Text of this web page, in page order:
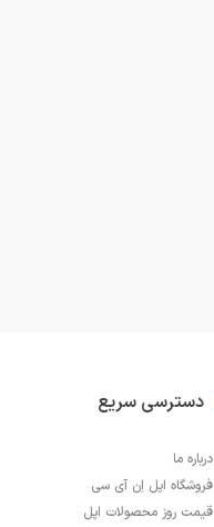
دسترسی سریع
درباره ما
فروشگاه اپل اِن آی سی
قیمت روز محصولات اپل